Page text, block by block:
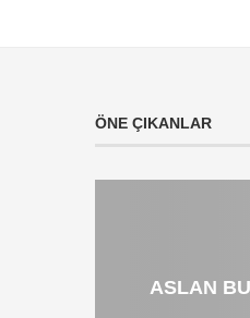
ÖNE ÇIKANLAR
ASLAN